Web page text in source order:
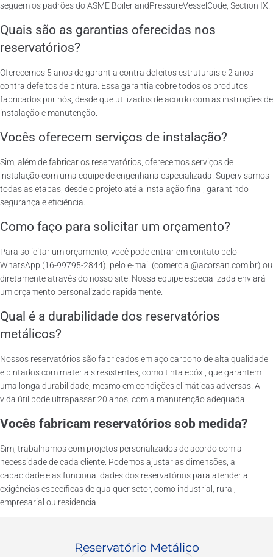
seguem os padrões do ASME Boiler andPressureVesselCode, Section IX.
Quais são as garantias oferecidas nos
reservatórios?
Oferecemos 5 anos de garantia contra defeitos estruturais e 2 anos
contra defeitos de pintura. Essa garantia cobre todos os produtos
fabricados por nós, desde que utilizados de acordo com as instruções de
instalação e manutenção.
Vocês oferecem serviços de instalação?
Sim, além de fabricar os reservatórios, oferecemos serviços de
instalação com uma equipe de engenharia especializada. Supervisamos
todas as etapas, desde o projeto até a instalação final, garantindo
segurança e eficiência.
Como faço para solicitar um orçamento?
Para solicitar um orçamento, você pode entrar em contato pelo
WhatsApp (16-99795-2844), pelo e-mail (comercial@acorsan.com.br) ou
diretamente através do nosso site. Nossa equipe especializada enviará
um orçamento personalizado rapidamente.
Qual é a durabilidade dos reservatórios
metálicos?
Nossos reservatórios são fabricados em aço carbono de alta qualidade
e pintados com materiais resistentes, como tinta epóxi, que garantem
uma longa durabilidade, mesmo em condições climáticas adversas. A
vida útil pode ultrapassar 20 anos, com a manutenção adequada.
Vocês fabricam reservatórios sob medida?
Sim, trabalhamos com projetos personalizados de acordo com a
necessidade de cada cliente. Podemos ajustar as dimensões, a
capacidade e as funcionalidades dos reservatórios para atender a
exigências específicas de qualquer setor, como industrial, rural,
empresarial ou residencial.
Reservatório Metálico